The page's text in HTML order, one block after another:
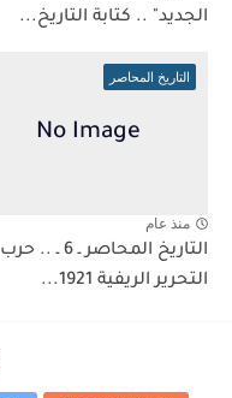
الجديد" .. كتابة التاريخ...
التاريخ المحاصر
منذ عام
التاريخ المحاصر ـ 6 ـ .. حرب
التحرير الريفية 1921...